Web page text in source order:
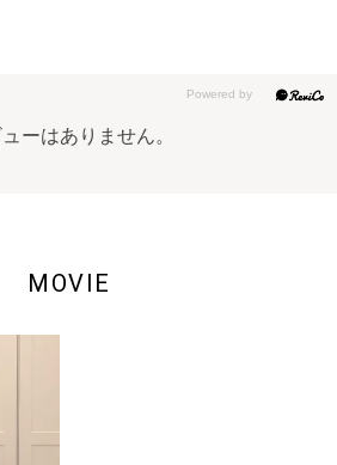
ーはありません。
MOVIE